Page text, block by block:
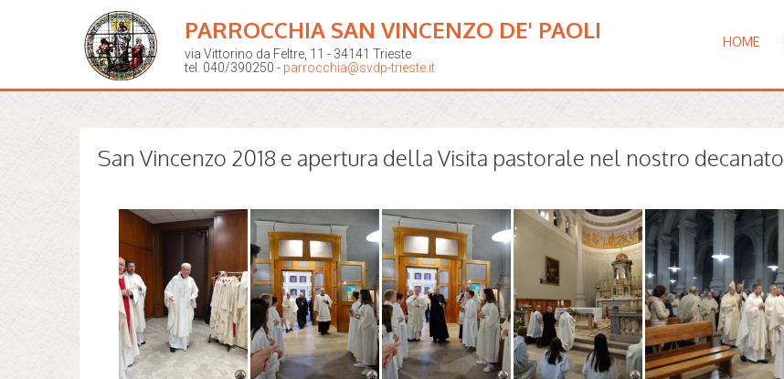
PARROCCHIA SAN VINCENZO DE' PAOLI
via Vittorino da Feltre, 11 - 34141 Trieste
tel. 040/390250 - parrocchia@svdp-trieste.it
HOME
San Vincenzo 2018 e apertura della Visita pastorale nel nostro decanato